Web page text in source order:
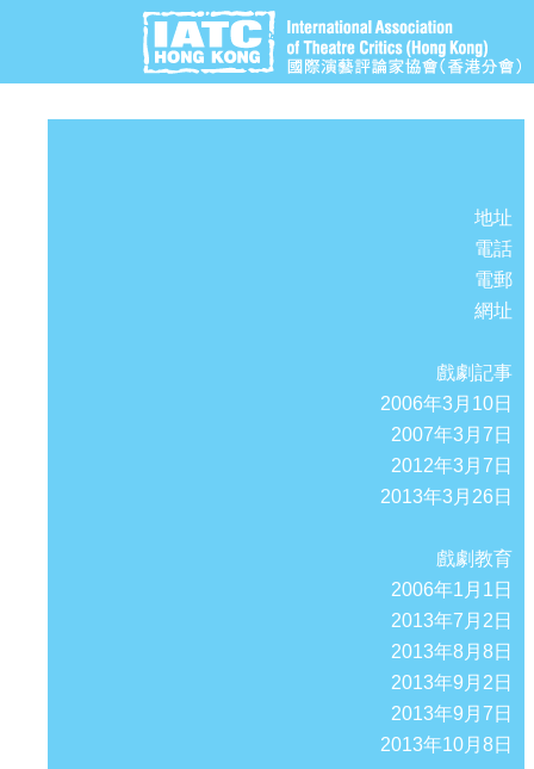
地址
電話
電郵
網址
戲劇記事
2006年3月10日
2007年3月7日
2012年3月7日
2013年3月26日
戲劇教育
2006年1月1日
2013年7月2日
2013年8月8日
2013年9月2日
2013年9月7日
2013年10月8日